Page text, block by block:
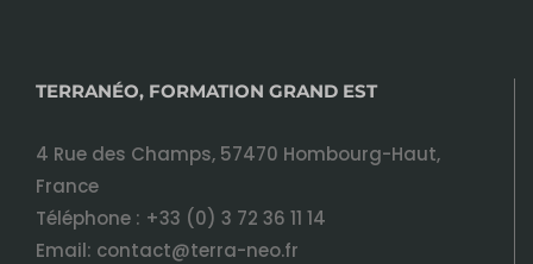
TERRANÉO, FORMATION GRAND EST
4 Rue des Champs, 57470 Hombourg-Haut,
France
Téléphone : +33 (0) 3 72 36 11 14
Email: contact@terra-neo.fr